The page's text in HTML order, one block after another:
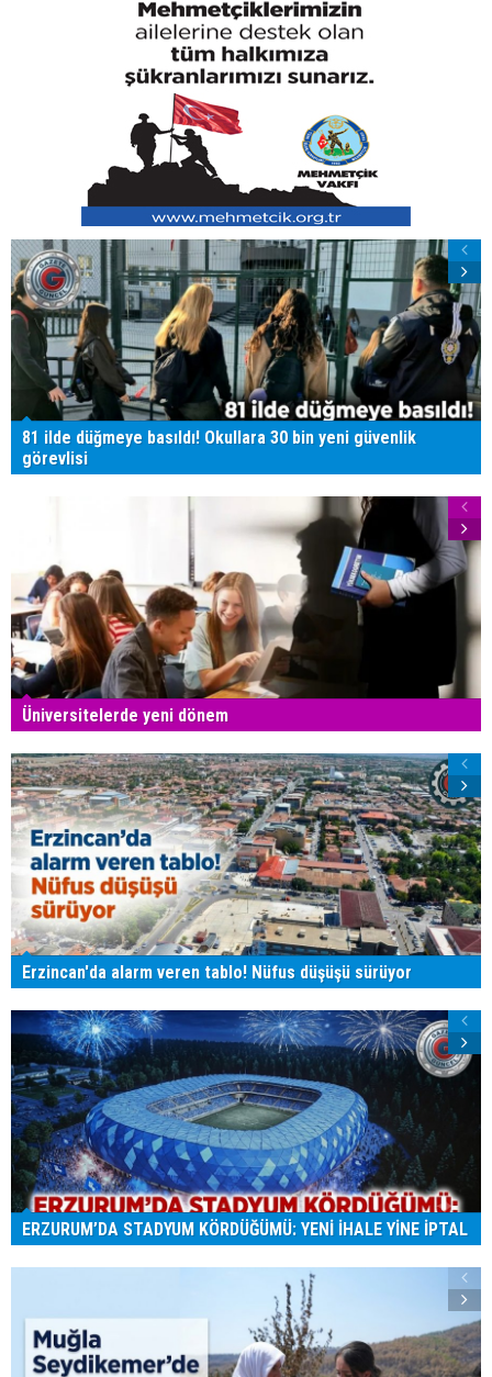
81 ilde düğmeye basıldı! Okullara 30 bin yeni güvenlik
görevlisi
Üniversitelerde yeni dönem
Erzincan'da alarm veren tablo! Nüfus düşüşü sürüyor
ERZURUM’DA STADYUM KÖRDÜĞÜMÜ: YENİ İHALE YİNE İPTAL